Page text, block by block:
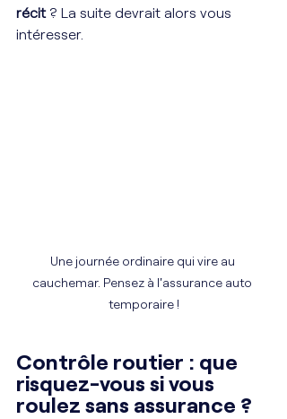
récit ? La suite devrait alors vous
intéresser.
Une journée ordinaire qui vire au
cauchemar. Pensez à l'assurance auto
temporaire !
Contrôle routier : que
risquez-vous si vous
roulez sans assurance ?